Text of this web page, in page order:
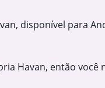
disponível para
Havan, então